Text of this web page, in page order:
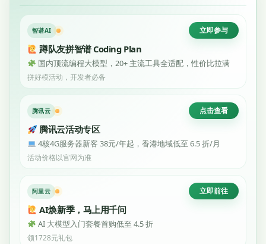
智谱AI 立即参与
蹲队友拼智谱 Coding Plan
国内顶流编程大模型，20+ 主流工具全适配，性价比拉满
拼好模活动，开发者必备
腾讯云 点击查看
腾讯云活动专区
4核4G服务器新客 38元/年起，香港地域低至 6.5 折/月
活动价格以官网为准
阿里云 立即前往
AI焕新季，马上用千问
AI 大模型入门套餐首购低至 4.5 折
领1728元礼包